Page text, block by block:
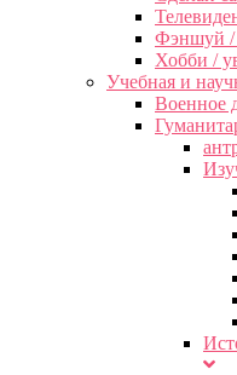
Фэншуй
Хобби /
Учебная и
Военное